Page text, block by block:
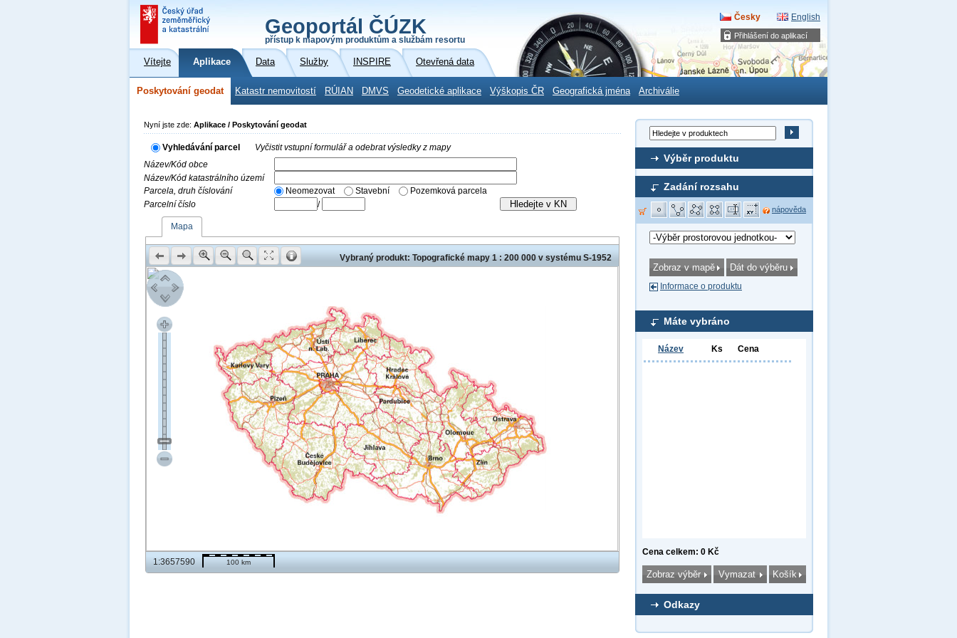
Přihlášení do aplikací
Geoportál ČÚZK
přístup k mapovým produktům a službám resortu
Česky English
Vítejte Aplikace Data Služby INSPIRE Otevřená data
Poskytování geodat Katastr nemovitostí RÚIAN DMVS Geodetické aplikace Výškopis ČR Geografická jména Archiválie
Výběr produktu
Zadání rozsahu
nápověda
Informace o produktu
Máte vybráno
Název Ks Cena
Cena celkem: 0 Kč
Odkazy
Nyní jste zde: Aplikace / Poskytování geodat
Vyhledávání parcel
Vyčistit vstupní formulář a odebrat výsledky z mapy
Název/Kód obce
Název/Kód katastrálního území
Parcela, druh číslování
Neomezovat Stavební
Pozemková parcela
Parcelní číslo
/
Mapa
Vybraný produkt: Topografické mapy 1 : 200 000 v systému S-1952
1:3657590 100 km